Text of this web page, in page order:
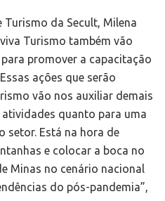
Turismo da Secult, Milena
Turismo também vão
promover a capacitação
ações que serão
vão nos auxiliar demais
quanto para uma
setor. Está na hora de
e colocar a boca no
Minas no cenário nacional
do pós-pandemia”,